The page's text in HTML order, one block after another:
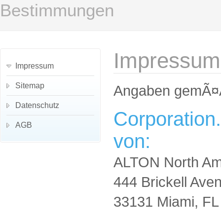
Bestimmungen
Impressum
Angaben
von:
ALTON North
444 Brickell
33131 Miami, FL
Impressum
Sitemap
Datenschutz
AGB